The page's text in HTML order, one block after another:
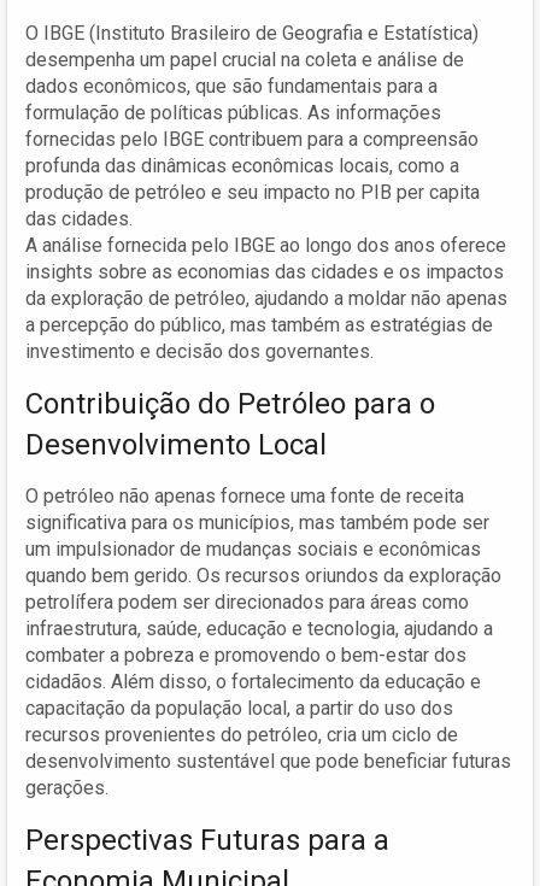
O IBGE (Instituto Brasileiro de Geografia e Estatística)
desempenha um papel crucial na coleta e análise de
dados econômicos, que são fundamentais para a
formulação de políticas públicas. As informações
fornecidas pelo IBGE contribuem para a compreensão
profunda das dinâmicas econômicas locais, como a
produção de petróleo e seu impacto no PIB per capita
das cidades.
A análise fornecida pelo IBGE ao longo dos anos oferece
insights sobre as economias das cidades e os impactos
da exploração de petróleo, ajudando a moldar não apenas
a percepção do público, mas também as estratégias de
investimento e decisão dos governantes.
Contribuição do Petróleo para o
Desenvolvimento Local
O petróleo não apenas fornece uma fonte de receita
significativa para os municípios, mas também pode ser
um impulsionador de mudanças sociais e econômicas
quando bem gerido. Os recursos oriundos da exploração
petrolífera podem ser direcionados para áreas como
infraestrutura, saúde, educação e tecnologia, ajudando a
combater a pobreza e promovendo o bem-estar dos
cidadãos. Além disso, o fortalecimento da educação e
capacitação da população local, a partir do uso dos
recursos provenientes do petróleo, cria um ciclo de
desenvolvimento sustentável que pode beneficiar futuras
gerações.
Perspectivas Futuras para a